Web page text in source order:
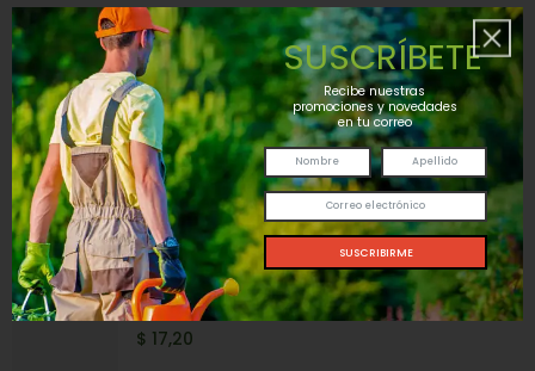
Te pueden interesar
TUBO LLANTA 4.10/3.50-4
$ 18,39
POLEA DE ARRANQUE STIHL FS 491
$ 17,20
SUSCRÍBETE
Recibe nuestras
promociones y novedades
en tu correo